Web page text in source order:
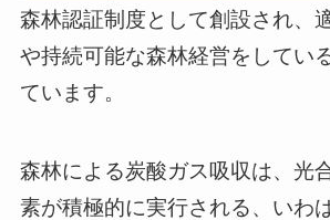
森林認証制度として創設され、
や持続可能な森林経営をしてい
ています。
森林による炭酸ガス吸収は、光
素が積極的に実行される、いわ